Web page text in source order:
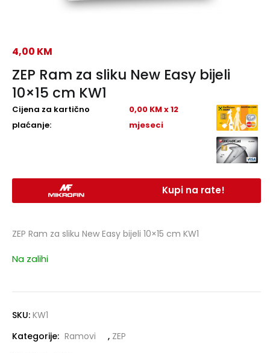
ZEP Ram za sliku New Easy bijeli
10×15 cm KW1
4,00 KM
Cijena za kartično
plaćanje:
0,00 KM x 12
mjeseci
Kupi na rate!
ZEP Ram za sliku New Easy bijeli 10×15 cm KW1
Na zalihi
SKU: KW1
Kategorije: Ramovi , ZEP